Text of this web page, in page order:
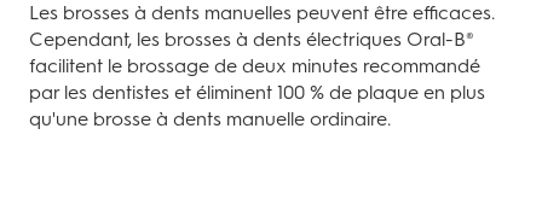
Les brosses à dents manuelles peuvent être efficaces.
Cependant, les brosses à dents électriques Oral-B®
facilitent le brossage de deux minutes recommandé
par les dentistes et éliminent 100 % de plaque en plus
qu'une brosse à dents manuelle ordinaire.